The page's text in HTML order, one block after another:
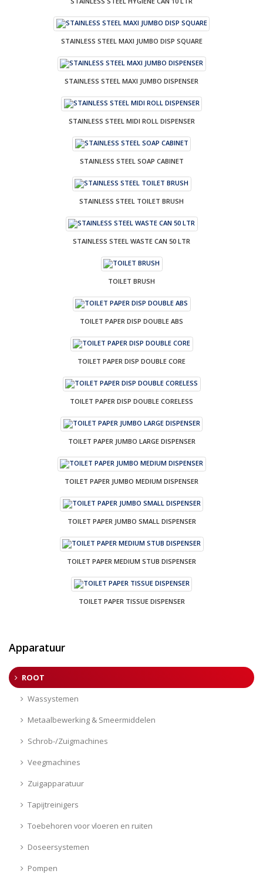
STAINLESS STEEL MAXI JUMBO DISP SQUARE
STAINLESS STEEL MAXI JUMBO DISPENSER
STAINLESS STEEL MIDI ROLL DISPENSER
STAINLESS STEEL SOAP CABINET
STAINLESS STEEL TOILET BRUSH
STAINLESS STEEL WASTE CAN 50 LTR
TOILET BRUSH
TOILET PAPER DISP DOUBLE ABS
TOILET PAPER DISP DOUBLE CORE
TOILET PAPER DISP DOUBLE CORELESS
TOILET PAPER JUMBO LARGE DISPENSER
TOILET PAPER JUMBO MEDIUM DISPENSER
TOILET PAPER JUMBO SMALL DISPENSER
TOILET PAPER MEDIUM STUB DISPENSER
TOILET PAPER TISSUE DISPENSER
Apparatuur
ROOT
Wassystemen
Metaalbewerking & Smeermiddelen
Schrob-/Zuigmachines
Veegmachines
Zuigapparatuur
Tapijtreinigers
Toebehoren voor vloeren en ruiten
Doseersystemen
Pompen